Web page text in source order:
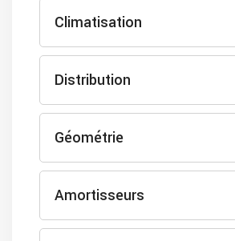
Climatisation
Distribution
Géométrie
Amortisseurs